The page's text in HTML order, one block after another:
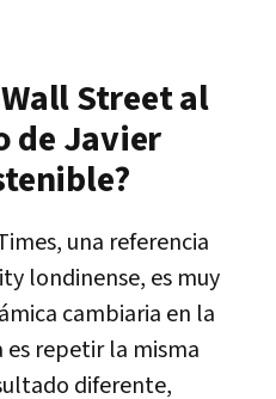
Street al
de Javier
una referencia
londinense, es muy
cambiaria en la
repetir la misma
diferente,